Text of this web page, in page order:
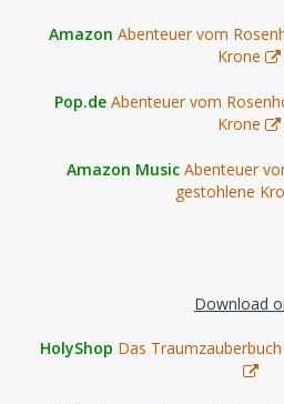
Amazon Abenteuer vom
Krone
Pop.de Abenteuer vom
Krone
Amazon Music Abenteuer
gestohlene
Download
HolyShop Das